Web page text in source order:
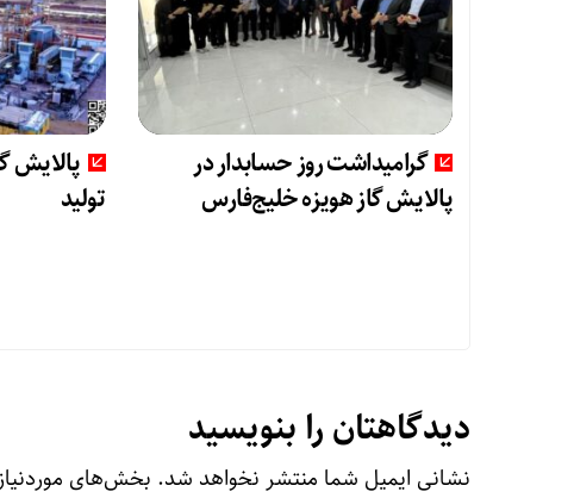
گرامیداشت روز حسابدار در
پالایش گاز هویزه خلیج‌فارس
پالایش
تولید
دیدگاهتان را بنویسید
نشانی ایمیل شما منتشر نخواهد شد. بخش‌های